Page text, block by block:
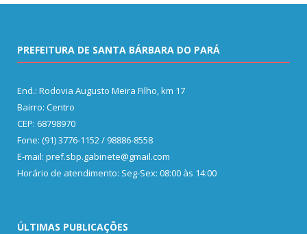
PREFEITURA DE SANTA BÁRBARA DO PARÁ
End.: Rodovia Augusto Meira Filho, km 17
Bairro: Centro
CEP: 68798970
Fone: (91) 3776-1152 / 98886-8558
E-mail: pref.sbp.gabinete@gmail.com
Horário de atendimento: Seg-Sex: 08:00 às 14:00
ÚLTIMAS PUBLICAÇÕES